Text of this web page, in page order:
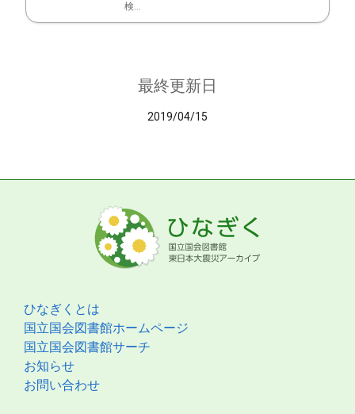
検...
最終更新日
2019/04/15
ひなぎくとは
国立国会図書館ホームページ
国立国会図書館サーチ
お知らせ
お問い合わせ